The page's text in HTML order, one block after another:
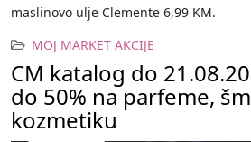
maslinovo ulje Clemente 6,99 KM.
MOJ MARKET AKCIJE
CM katalog do
do 50% na parfeme,
kozmetiku